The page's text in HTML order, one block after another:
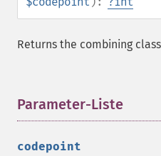
Returns the combining
Parameter-Liste
codepoint